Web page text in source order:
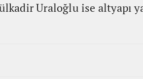
Uraloğlu ise altyapı